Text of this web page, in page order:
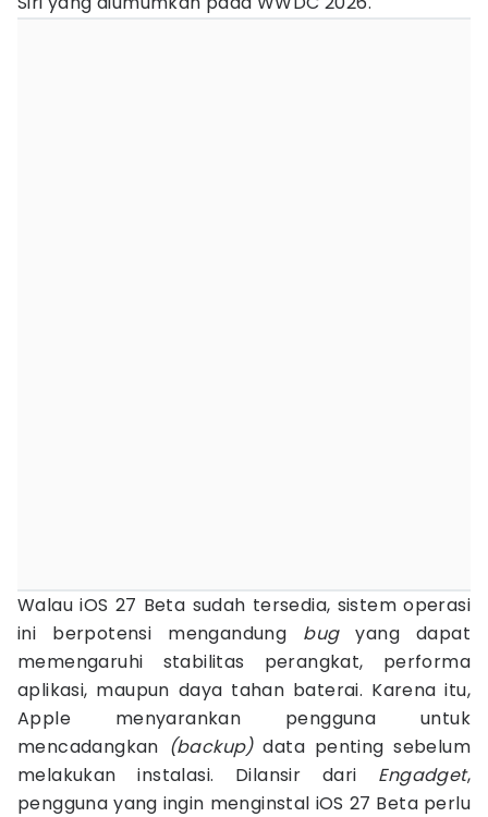
Walau iOS 27 Beta sudah tersedia, sistem operasi
ini berpotensi mengandung bugyang dapat
memengaruhi stabilitas perangkat, performa
aplikasi, maupun daya tahan baterai. Karena itu,
Apple menyarankan pengguna untuk
mencadangkan (backup)data penting sebelum
melakukan instalasi. Dilansir dari Engadget,
pengguna yang ingin menginstal iOS 27 Beta perlu